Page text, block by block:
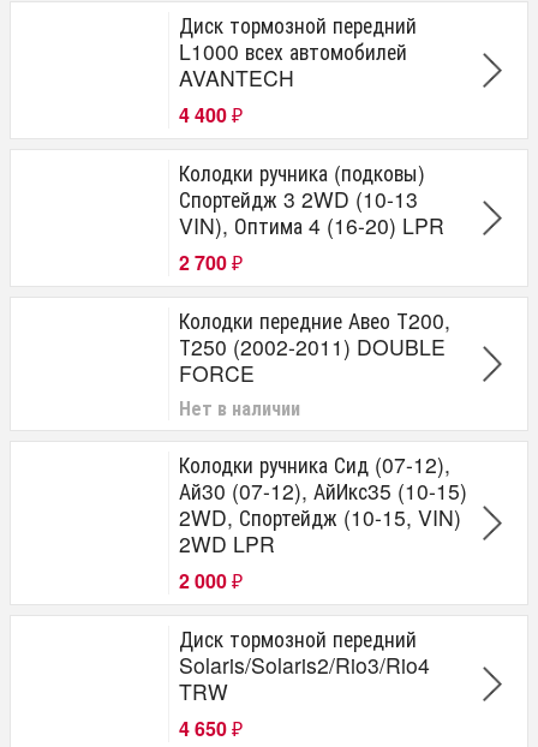
Диск тормозной передний
L1000 всех автомобилей
AVANTECH
4 400 ₽
Колодки ручника (подковы)
Спортейдж 3 2WD (10-13
VIN), Оптима 4 (16-20) LPR
2 700 ₽
Колодки передние Авео Т200,
Т250 (2002-2011) DOUBLE
FORCE
Нет в наличии
Колодки ручника Сид (07-12),
Ай30 (07-12), АйИкс35 (10-15)
2WD, Спортейдж (10-15, VIN)
2WD LPR
2 000 ₽
Диск тормозной передний
Solaris/Solaris2/Rio3/Rio4
TRW
4 650 ₽